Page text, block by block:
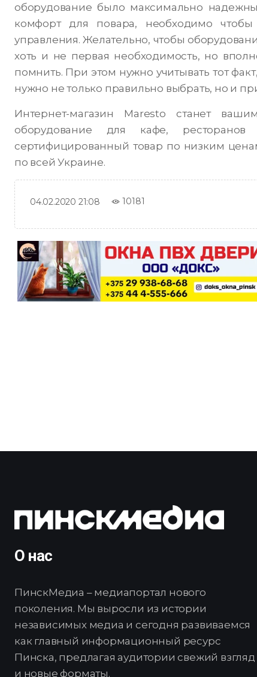
оборудование было максимально
комфорт для повара, необходимо
управления. Желательно, чтобы
хоть и не первая необходимость, но
помнить. При этом нужно учитывать тот
нужно не только правильно выбрать, но и
Интернет-магазин Maresto станет
оборудование для кафе,
сертифицированный товар по низким
по всей Украине.
04.02.2020 21:08 10181
О нас
ПинскМедиа – медиапортал нового
поколения. Мы выросли из истории
независимых медиа и сегодня развиваемся
как главный информационный ресурс
Пинска, предлагая аудитории свежий взгляд
и новые форматы.